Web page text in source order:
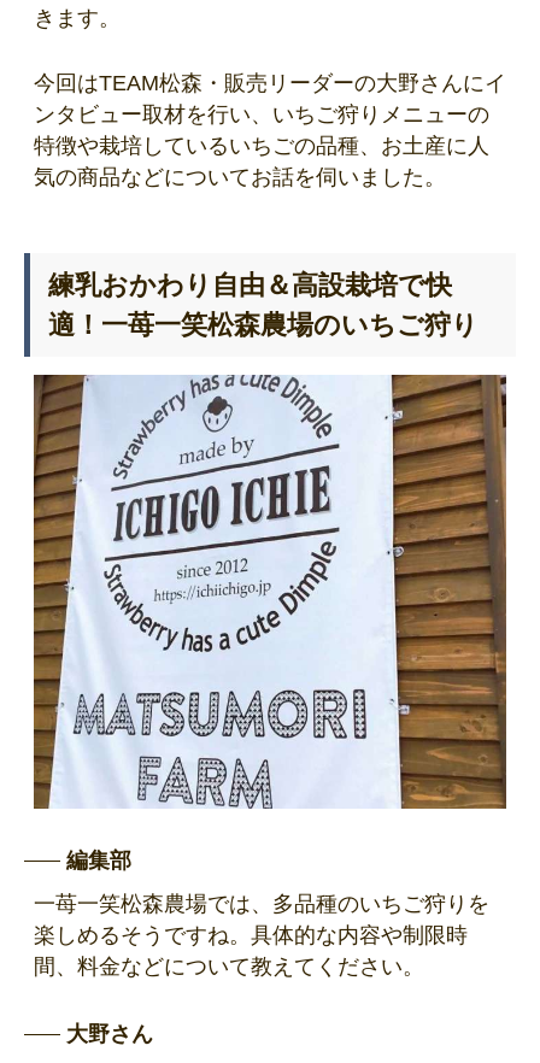
きます。
今回はTEAM松森・販売リーダーの大野さんにイ
ンタビュー取材を行い、いちご狩りメニューの
特徴や栽培しているいちごの品種、お土産に人
気の商品などについてお話を伺いました。
練乳おかわり自由＆高設栽培で快
適！一苺一笑松森農場のいちご狩り
編集部
一苺一笑松森農場では、多品種のいちご狩りを
楽しめるそうですね。具体的な内容や制限時
間、料金などについて教えてください。
大野さん